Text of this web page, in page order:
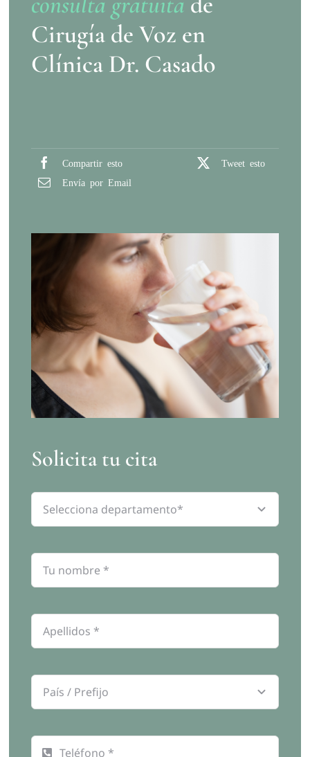
Cirugía de Voz en
Clínica Dr. Casado
Compartir esto
Tweet esto
Envía por Email
Solicita tu cita